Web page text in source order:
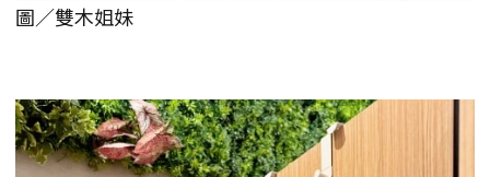
圖／雙木姐妹